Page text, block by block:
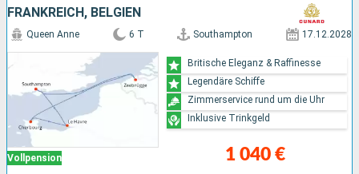
FRANKREICH, BELGIEN
Vollpension
Queen Anne 6 T Southampton 17.12.2028
1 040 €
Britische Eleganz & Raffinesse
Legendäre Schiffe
Zimmerservice rund um die Uhr
Inklusive Trinkgeld